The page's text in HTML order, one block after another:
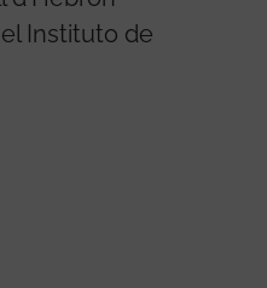
Instituto de